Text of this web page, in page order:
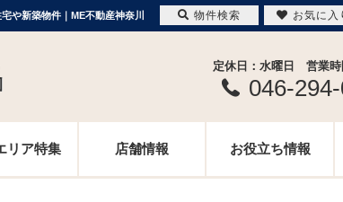
や新築物件｜ME不動産神奈川
定休日：水曜日 営業
046-
リア特集 店舗情報 お役立ち情報
物件検索 お気に入